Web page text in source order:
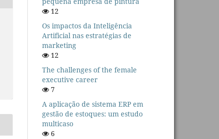
12
Os impactos da Inteligência
Artificial nas estratégias de
marketing
12
The challenges of the female
executive career
7
A aplicação de sistema ERP em
gestão de estoques: um estudo
multicaso
6